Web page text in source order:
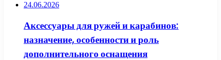
24.06.2026
Аксессуары для ружей и карабинов:
назначение, особенности и роль
дополнительного оснащения